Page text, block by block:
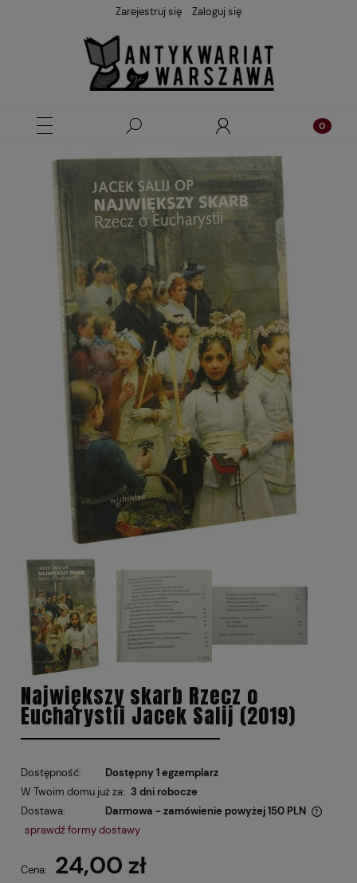
Zarejestruj się Zaloguj się
Największy skarb Rzecz o
Eucharystii Jacek Salij (2019)
Dostępność:
Dostępny 1 egzemplarz
W Twoim domu już za: 3 dni robocze
Dostawa:
Darmowa - zamówienie powyżej 150 PLN
Cena nie zawiera ewentualnych kosztów płatności
sprawdź formy dostawy
Cena: 24,00 zł